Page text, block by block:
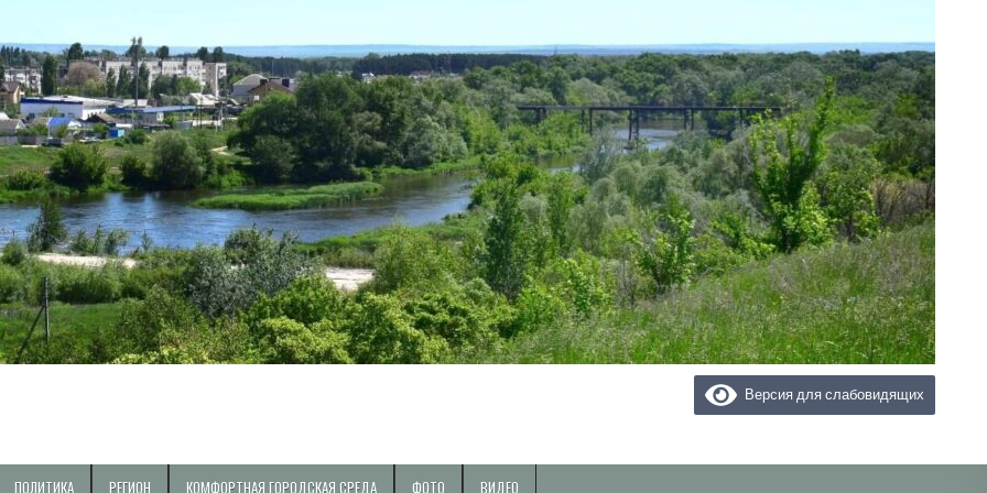
Версия для слабовидящих
ПОЛИТИКА РЕГИОН КОМФОРТНАЯ ГОРОДСКАЯ СРЕДА ФОТО ВИДЕО